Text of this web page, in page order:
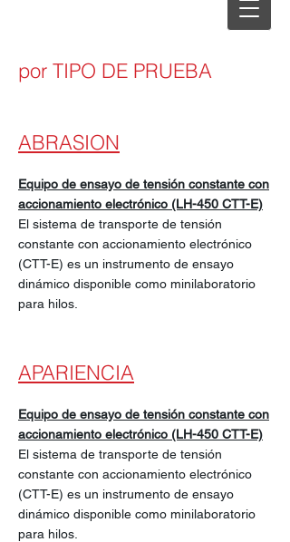
por TIPO DE PRUEBA
ABRASION
Equipo de ensayo de tensión constante con
accionamiento electrónico (LH-450 CTT-E)
El sistema de transporte de tensión
constante con accionamiento electrónico
(CTT-E) es un instrumento de ensayo
dinámico disponible como minilaboratorio
para hilos.
APARIENCIA
Equipo de ensayo de tensión constante con
accionamiento electrónico (LH-450 CTT-E)
El sistema de transporte de tensión
constante con accionamiento electrónico
(CTT-E) es un instrumento de ensayo
dinámico disponible como minilaboratorio
para hilos.